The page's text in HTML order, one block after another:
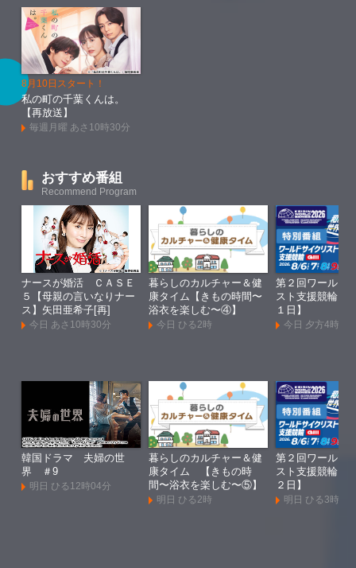
8月10日スタート！
私の町の千葉くんは。
【再放送】
毎週月曜 あさ10時30分
おすすめ番組
Recommend Program
ナースが婚活 ＣＡＳＥ
５【母親の言いなりナー
ス】矢田亜希子[再]
今日 あさ10時30分
暮らしのカルチャー＆健
康タイム【きもの時間〜
浴衣を楽しむ〜④】
今日 ひる2時
第２回ワールド
スト支援競輪
１日】
今日 夕方4時
韓国ドラマ 夫婦の世
界 ＃9
明日 ひる12時04分
暮らしのカルチャー＆健
康タイム 【きもの時
間〜浴衣を楽しむ〜⑤】
明日 ひる2時
第２回ワールド
スト支援競輪
２日】
明日 ひる3時